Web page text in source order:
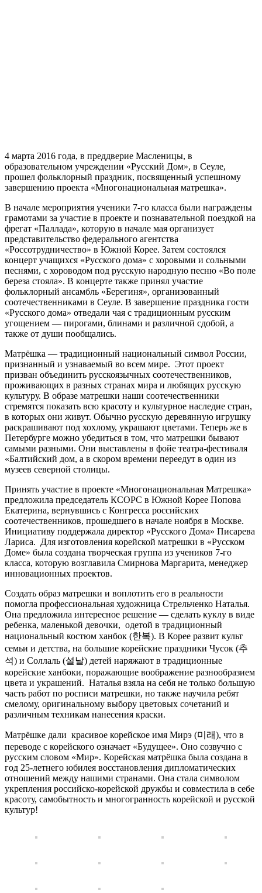
4 марта 2016 года, в преддверие Масленицы, в
образовательном учреждении «Русский Дом», в Сеуле,
прошел фольклорный праздник, посвященный успешному
завершению проекта «Многонациональная матрешка».
В начале мероприятия ученики 7-го класса были награждены
грамотами за участие в проекте и познавательной поездкой на
фрегат «Паллада», которую в начале мая организует
представительство федерального агентства
«Россотрудничество» в Южной Корее. Затем состоялся
концерт учащихся «Русского дома» с хоровыми и сольными
песнями, с хороводом под русскую народную песню «Во поле
береза стояла». В концерте также принял участие
фольклорный ансамбль «Берегиня», организованный
соотечественниками в Сеуле. В завершение праздника гости
«Русского дома» отведали чая с традиционным русским
угощением — пирогами, блинами и различной сдобой, а
также от души пообщались.
Матрёшка — традиционный национальный символ России,
признанный и узнаваемый во всем мире. Этот проект
призван объединить русскоязычных соотечественников,
проживающих в разных странах мира и любящих русскую
культуру. В образе матрешки наши соотечественники
стремятся показать всю красоту и культурное наследие стран,
в которых они живут. Обычно русскую деревянную игрушку
раскрашивают под хохлому, украшают цветами. Теперь же в
Петербурге можно убедиться в том, что матрешки бывают
самыми разными. Они выставлены в фойе театра-фестиваля
«Балтийский дом, а в скором времени переедут в один из
музеев северной столицы.
Принять участие в проекте «Многонациональная Матрешка»
предложила председатель КСОРС в Южной Корее Попова
Екатерина, вернувшись с Конгресса российских
соотечественников, прошедшего в начале ноября в Москве.
Инициативу поддержала директор «Русского Дома» Писарева
Лариса. Для изготовления корейской матрешки в «Русском
Доме» была создана творческая группа из учеников 7-го
класса, которую возглавила Смирнова Маргарита, менеджер
инновационных проектов.
Создать образ матрешки и воплотить его в реальности
помогла профессиональная художница Стрельченко Наталья.
Она предложила интересное решение — сделать куклу в виде
ребенка, маленькой девочки, одетой в традиционный
национальный костюм ханбок (한복). В Корее развит культ
семьи и детства, на большие корейские праздники Чусок (추
석) и Соллаль (설날) детей наряжают в традиционные
корейские ханбоки, поражающие воображение разнообразием
цвета и украшений. Наталья взяла на себя не только большую
часть работ по росписи матрешки, но также научила ребят
смелому, оригинальному выбору цветовых сочетаний и
различным техникам нанесения краски.
Матрёшке дали красивое корейское имя Мирэ (미래), что в
переводе с корейского означает «Будущее». Оно созвучно с
русским словом «Мир». Корейская матрёшка была создана в
год 25-летнего юбилея восстановления дипломатических
отношений между нашими странами. Она стала символом
укрепления российско-корейской дружбы и совместила в себе
красоту, самобытность и многогранность корейской и русской
культур!